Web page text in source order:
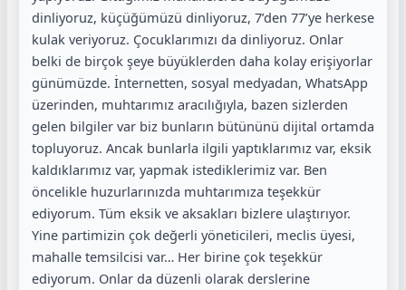
dinliyoruz, küçüğümüzü dinliyoruz, 7’den 77’ye herkese
kulak veriyoruz. Çocuklarımızı da dinliyoruz. Onlar
belki de birçok şeye büyüklerden daha kolay erişiyorlar
günümüzde. İnternetten, sosyal medyadan, WhatsApp
üzerinden, muhtarımız aracılığıyla, bazen sizlerden
gelen bilgiler var biz bunların bütününü dijital ortamda
topluyoruz. Ancak bunlarla ilgili yaptıklarımız var, eksik
kaldıklarımız var, yapmak istediklerimiz var. Ben
öncelikle huzurlarınızda muhtarımıza teşekkür
ediyorum. Tüm eksik ve aksakları bizlere ulaştırıyor.
Yine partimizin çok değerli yöneticileri, meclis üyesi,
mahalle temsilcisi var… Her birine çok teşekkür
ediyorum. Onlar da düzenli olarak derslerine